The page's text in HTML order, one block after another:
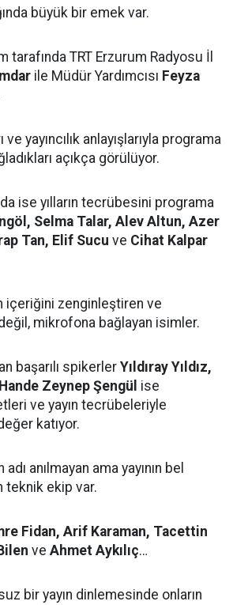
büyük bir emek var.
tarafında TRT Erzurum Radyosu İl
ile Müdür Yardımcısı Feyza
yayıncılık anlayışlarıyla programa
açıkça görülüyor.
ise yılların tecrübesini programa
Selma Talar, Alev Altun, Azer
Tan, Elif Sucu ve Cihat Kalpar
içeriğini zenginleştiren ve
mikrofona bağlayan isimler.
başarılı spikerler Yıldıray Yıldız,
Hande Zeynep Şengül ise
ve yayın tecrübeleriyle
katıyor.
anılmayan ama yayının bel
teknik ekip var.
Fidan, Arif Karaman, Tacettin
ve Ahmet Aykılıç…
bir yayın dinlemesinde onların